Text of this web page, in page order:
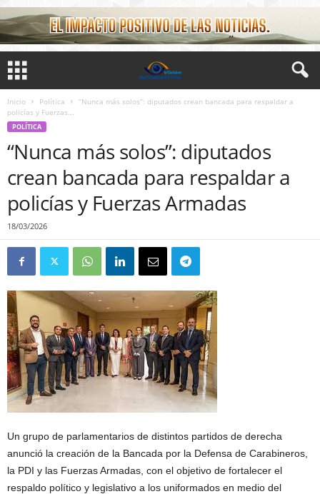
Inicio Política
“Nunca más solos”: diputados crean bancada para respaldar a
policías y Fuerzas...
POLÍTICA
“Nunca más solos”: diputados
crean bancada para respaldar a
policías y Fuerzas Armadas
18/03/2026
Un grupo de parlamentarios de distintos partidos de derecha
anunció la creación de la Bancada por la Defensa de Carabineros,
la PDI y las Fuerzas Armadas, con el objetivo de fortalecer el
respaldo político y legislativo a los uniformados en medio del